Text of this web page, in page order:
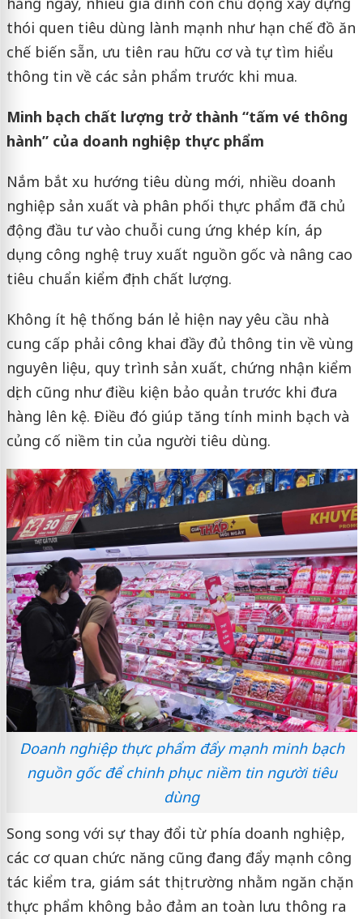
thói quen tiêu dùng lành mạnh như hạn chế đồ ăn
chế biến sẵn, ưu tiên rau hữu cơ và tự tìm hiểu
thông tin về các sản phẩm trước khi mua.
Minh bạch chất lượng trở thành “tấm vé thông
hành” của doanh nghiệp thực phẩm
Nắm bắt xu hướng tiêu dùng mới, nhiều doanh
nghiệp sản xuất và phân phối thực phẩm đã chủ
động đầu tư vào chuỗi cung ứng khép kín, áp
dụng công nghệ truy xuất nguồn gốc và nâng cao
tiêu chuẩn kiểm định chất lượng.
Không ít hệ thống bán lẻ hiện nay yêu cầu nhà
cung cấp phải công khai đầy đủ thông tin về vùng
nguyên liệu, quy trình sản xuất, chứng nhận kiểm
dịch cũng như điều kiện bảo quản trước khi đưa
hàng lên kệ. Điều đó giúp tăng tính minh bạch và
củng cố niềm tin của người tiêu dùng.
Doanh nghiệp thực phẩm đẩy mạnh minh bạch
nguồn gốc để chinh phục niềm tin người tiêu
dùng
Song song với sự thay đổi từ phía doanh nghiệp,
các cơ quan chức năng cũng đang đẩy mạnh công
tác kiểm tra, giám sát thị trường nhằm ngăn chặn
thực phẩm không bảo đảm an toàn lưu thông ra